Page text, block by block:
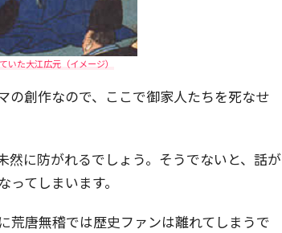
いた大江広元（イメージ）
の創作なので、ここで御家人たちを死なせ
然に防がれるでしょう。そうでないと、話が
てしまいます。
荒唐無稽では歴史ファンは離れてしまうで